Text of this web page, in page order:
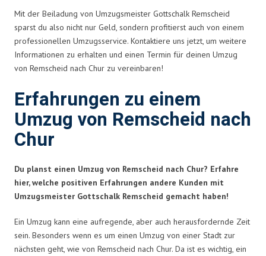
Mit der Beiladung von Umzugsmeister Gottschalk Remscheid
sparst du also nicht nur Geld, sondern profitierst auch von einem
professionellen Umzugsservice. Kontaktiere uns jetzt, um weitere
Informationen zu erhalten und einen Termin für deinen Umzug
von Remscheid nach Chur zu vereinbaren!
Erfahrungen zu einem
Umzug von Remscheid nach
Chur
Du planst einen Umzug von Remscheid nach Chur? Erfahre
hier, welche positiven Erfahrungen andere Kunden mit
Umzugsmeister Gottschalk Remscheid gemacht haben!
Ein Umzug kann eine aufregende, aber auch herausfordernde Zeit
sein. Besonders wenn es um einen Umzug von einer Stadt zur
nächsten geht, wie von Remscheid nach Chur. Da ist es wichtig, ein